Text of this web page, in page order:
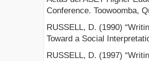
Conference. Toowoomba,
RUSSELL, D. (1990)
Toward a Social
RUSSELL, D. (1997)